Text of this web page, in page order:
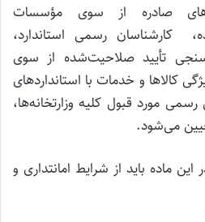
صادره از سوی مؤسسات
کارشناسان رسمی استاندارد،
تأیید صلاحیت‌شده از سوی
کالاها و خدمات با استانداردهای
مورد قبول کلیه وزارتخانه‌ها،
می‌شود.
ماده باید از شرایط امانتداری و